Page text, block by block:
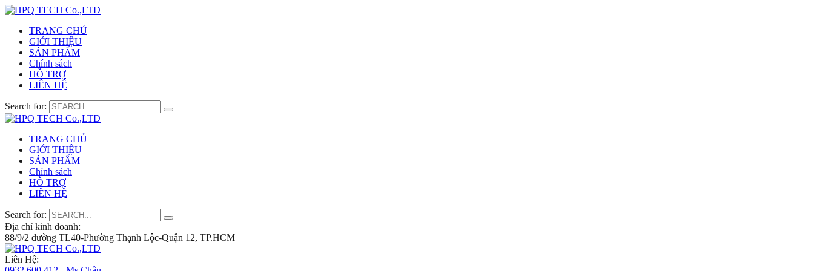
TRANG CHỦ
GIỚI THIỆU
SẢN PHẨM
Chính sách
HỖ TRỢ
LIÊN HỆ
Search for:
TRANG CHỦ
GIỚI THIỆU
SẢN PHẨM
Chính sách
HỖ TRỢ
LIÊN HỆ
Search for:
Địa chỉ kinh doanh:
88/9/2 đường TL40-Phường Thạnh Lộc-Quận 12, TP.HCM
Liên Hệ: